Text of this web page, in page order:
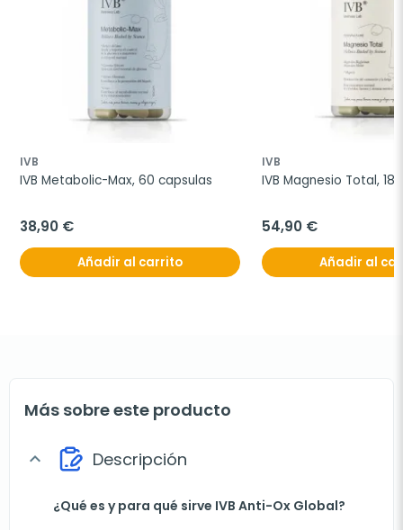
IVB
IVB Metabolic-Max, 60 capsulas
38,90 €
Añadir al carrito
IVB
IVB Magnesio Total,
54,90 €
Añadir al
Más sobre este producto
expand_more Descripción
¿Qué es y para qué sirve IVB Anti-Ox Global?